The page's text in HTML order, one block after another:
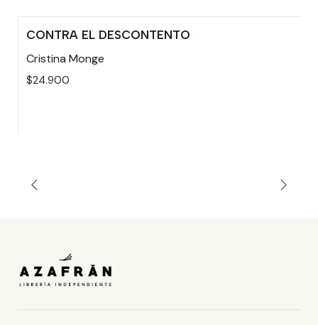
CONTRA EL DESCONTENTO
Cristina Monge
$24.900